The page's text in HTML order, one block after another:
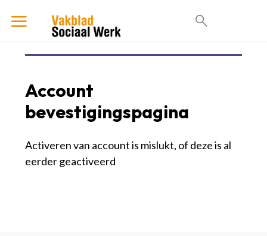
Account
bevestigingspagina
Activeren van account is mislukt, of deze is al
eerder geactiveerd